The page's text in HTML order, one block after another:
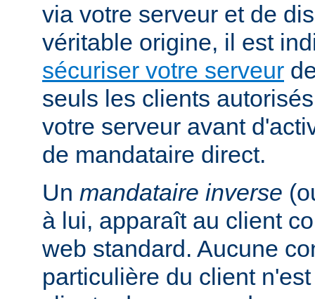
via votre serveur et de
véritable origine, il est
sécuriser votre serveur
seuls les clients
votre serveur avant
de mandataire direct.
Un mandataire inverse
à lui, apparaît au client
web standard. Aucune
particulière du client